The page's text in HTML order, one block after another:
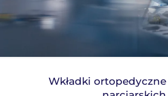
Wkładki